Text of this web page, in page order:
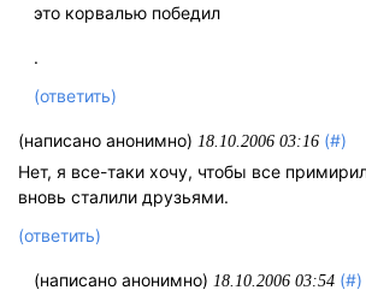
это корвалью победил
.
(ответить)
(написано анонимно) 18.10.2006 03:16 (#)
Нет, я все-таки хочу, чтобы все
вновь сталили друзьями.
(ответить)
(написано анонимно) 18.10.2006 03:54 (#)